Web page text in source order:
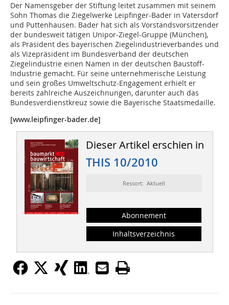
Der Namensgeber der Stiftung leitet zusammen mit seinem
Sohn Thomas die Ziegelwerke Leipfinger-Bader in Vatersdorf
und Puttenhausen. Bader hat sich als Vorstandsvorsitzender
der bundesweit tätigen Unipor-Ziegel-Gruppe (München),
als Präsident des bayerischen Ziegelindustrieverbandes und
als Vizepräsident im Bundesverband der deutschen
Ziegelindustrie einen Namen in der deutschen Baustoff-
Industrie gemacht. Für seine unternehmerische Leistung
und sein großes Umweltschutz-Engagement erhielt er
bereits zahlreiche Auszeichnungen, darunter auch das
Bundesverdienstkreuz sowie die Bayerische Staatsmedaille.
[www.leipfinger-bader.de]
Dieser Artikel erschien in
THIS 10/2010
Ressort: Aktuell
Abonnement
Inhaltsverzeichnis